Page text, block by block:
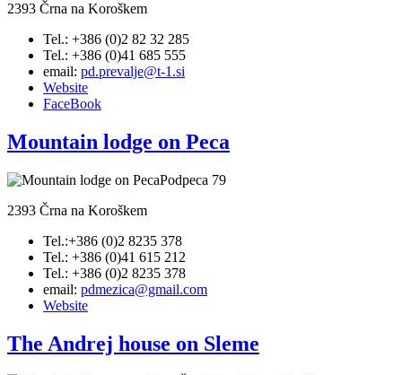
2393 Črna na Koroškem
Tel.: +386 (0)2 82 32 285
Tel.: +386 (0)41 685 555
email: pd.prevalje@t-1.si
Website
FaceBook
Mountain lodge on Peca
Podpeca 79
2393 Črna na Koroškem
Tel.:+386 (0)2 8235 378
Tel.: +386 (0)41 615 212
Tel.: +386 (0)2 8235 378
email: pdmezica@gmail.com
Website
The Andrej house on Sleme